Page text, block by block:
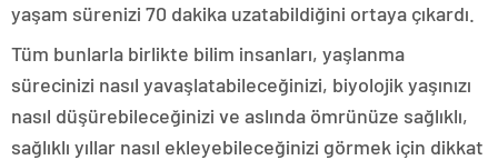
yaşam sürenizi 70 dakika uzatabildiğini ortaya çıkardı.
Tüm bunlarla birlikte bilim insanları, yaşlanma
sürecinizi nasıl yavaşlatabileceğinizi, biyolojik yaşınızı
nasıl düşürebileceğinizi ve aslında ömrünüze sağlıklı,
sağlıklı yıllar nasıl ekleyebileceğinizi görmek için dikkat